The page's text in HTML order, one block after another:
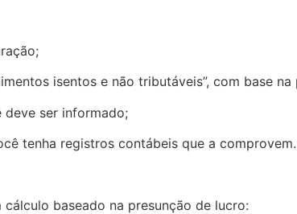
isentos e não tributáveis”, com base na
ser informado;
registros contábeis que a comprovem.
baseado na presunção de lucro: